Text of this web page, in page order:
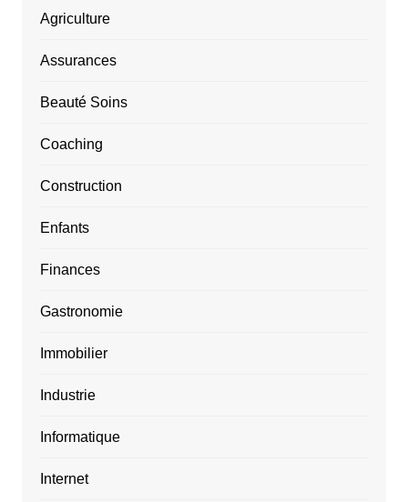
Agriculture
Assurances
Beauté Soins
Coaching
Construction
Enfants
Finances
Gastronomie
Immobilier
Industrie
Informatique
Internet